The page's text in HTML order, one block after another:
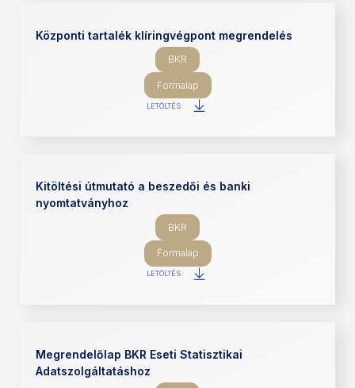
Központi tartalék klíringvégpont megrendelés
BKR
Formalap
LETÖLTÉS
Kitöltési útmutató a beszedői és banki
nyomtatványhoz
BKR
Formalap
LETÖLTÉS
Megrendelőlap BKR Eseti Statisztikai
Adatszolgáltatáshoz